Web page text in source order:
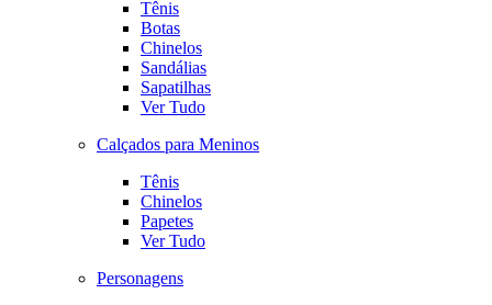
Tênis
Botas
Chinelos
Sandálias
Sapatilhas
Ver Tudo
Calçados para Meninos
Tênis
Chinelos
Papetes
Ver Tudo
Personagens